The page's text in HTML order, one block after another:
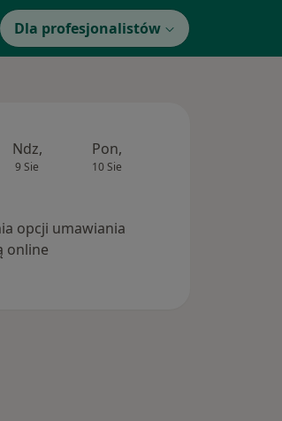
Dla profesjonalistów
Ndz,
9 Sie
Pon,
10 Sie
opcji umawiania
online